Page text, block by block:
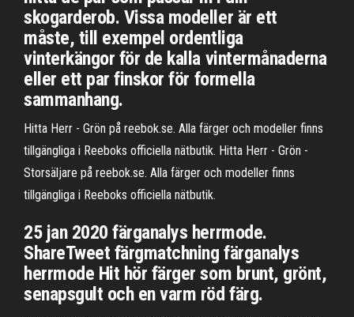
skogarderob. Vissa modeller är ett
måste, till exempel ordentliga
vinterkängor för de kalla vintermånaderna
eller ett par finskor för formella
sammanhang.
Hitta Herr - Grön på reebok.se. Alla färger och modeller finns
tillgängliga i Reeboks officiella nätbutik. Hitta Herr - Grön -
Storsäljare på reebok.se. Alla färger och modeller finns
tillgängliga i Reeboks officiella nätbutik.
25 jan 2020 färganalys herrmode.
ShareTweet färgmatchning färganalys
herrmode Hit hör färger som brunt, grönt,
senapsgult och en varm röd färg.